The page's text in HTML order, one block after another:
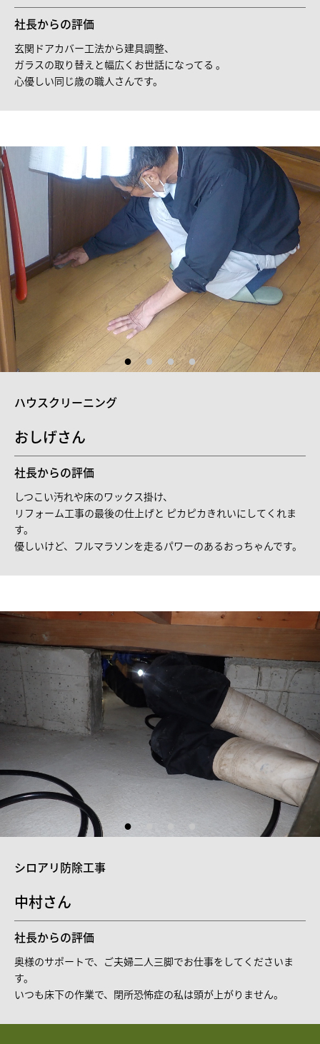
社長からの評価
玄関ドアカバー工法から建具調整、
ガラスの取り替えと幅広くお世話になってる 。
心優しい同じ歳の職人さんです。
ハウスクリーニング
おしげさん
社長からの評価
しつこい汚れや床のワックス掛け、
リフォーム工事の最後の仕上げと ピカピカきれいにしてくれま
す。
優しいけど、フルマラソンを走るパワーのあるおっちゃんです。
シロアリ防除工事
中村さん
社長からの評価
奥様のサポートで、ご夫婦二人三脚でお仕事をしてくださいま
す。
いつも床下の作業で、閉所恐怖症の私は頭が上がりません。